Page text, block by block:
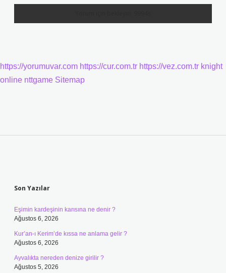
https://yorumuvar.com https://cur.com.tr https://vez.com.tr knight
online nttgame Sitemap
Son Yazılar
Eşimin kardeşinin karısına ne denir ?
Ağustos 6, 2026
Kur’an-ı Kerim’de kıssa ne anlama gelir ?
Ağustos 6, 2026
Ayvalıkta nereden denize girilir ?
Ağustos 5, 2026